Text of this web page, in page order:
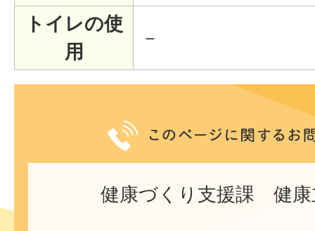
トイレの使
用
－
健康づくり支援課 健康